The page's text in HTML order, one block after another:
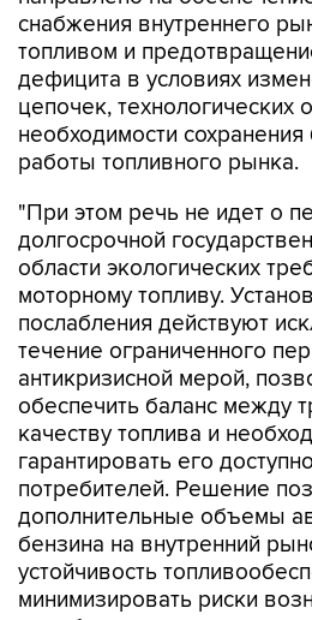
дефицита в условиях
цепочек, технологических
необходимости
работы топливного рынка.
"При этом речь не идет о
области экологических
моторному топливу.
послабления действуют
течение ограниченного
антикризисной мерой,
обеспечить баланс между
качеству топлива и
гарантировать его
потребителей. Решение
дополнительные объемы
бензина на внутренний
устойчивость
минимизировать риски
перебоев с поставками
подчеркивается в